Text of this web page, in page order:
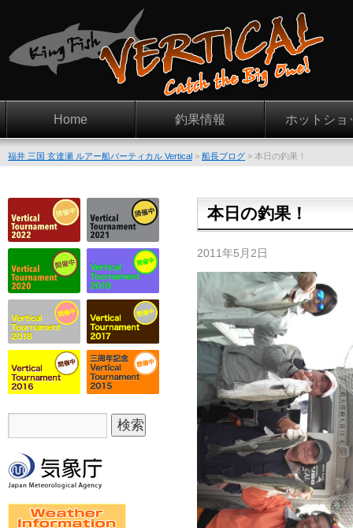
Home 釣果情報 ホットショ
福井 三国 玄達瀬 ルアー船バーティカル Vertical > 船長ブログ > 本日の釣果！
本日の釣果！
2011年5月2日